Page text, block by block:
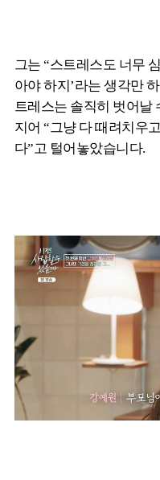
그는 “스트레스도 너무
아야 하지’라는 생각만
트레스는 솔직히 벗어날
지어 “그냥 다 때려치우
다”고 털어놓았습니다.